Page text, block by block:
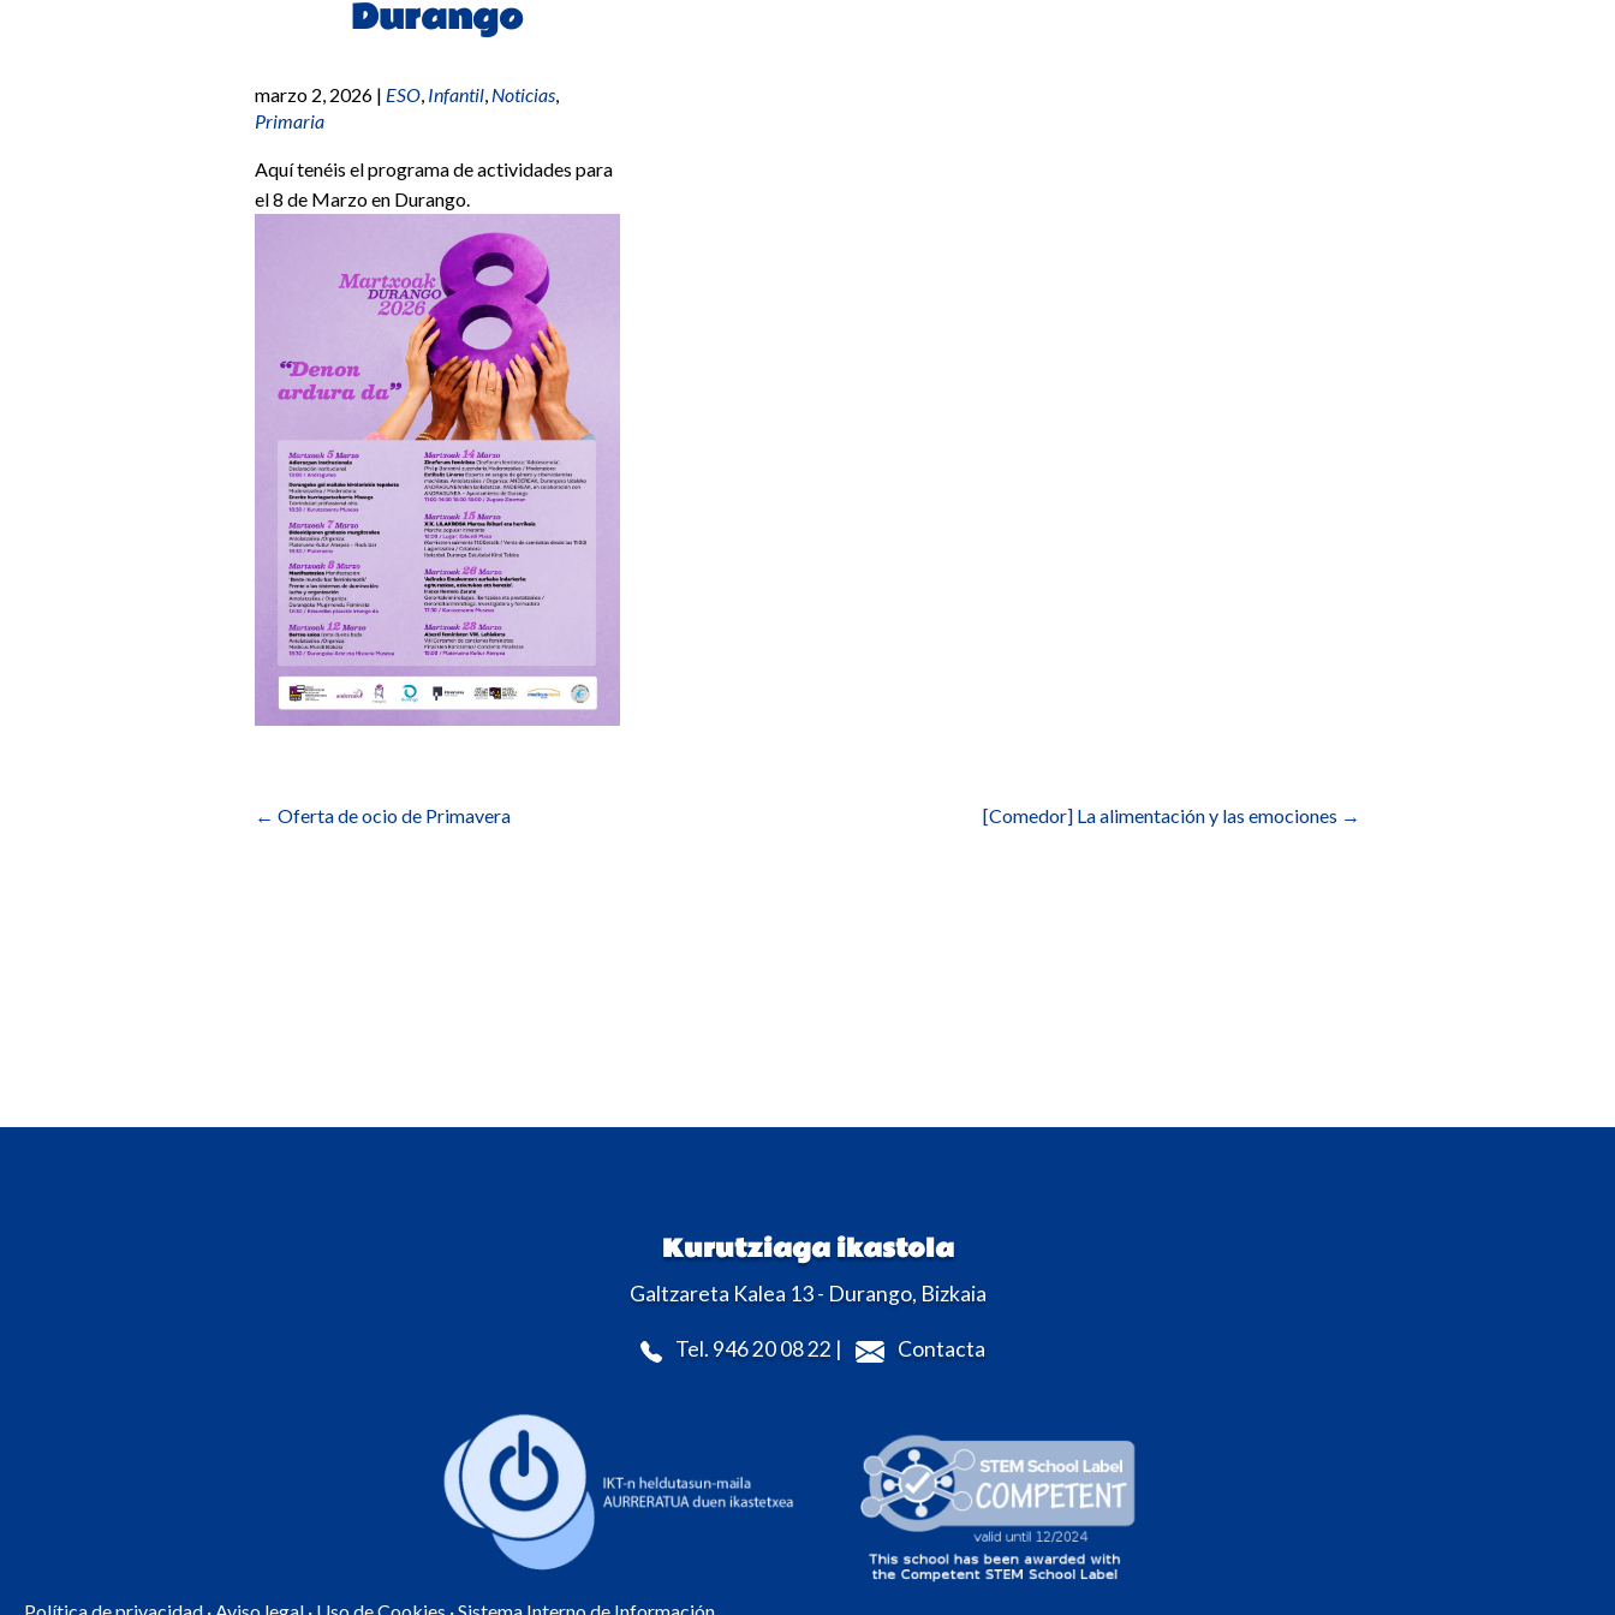
Durango
marzo 2, 2026 | ESO Infantil Noticias
Primaria
Aquí tenéis el programa de actividades para
el 8 de Marzo en Durango.
de
← Oferta de ocio de Primavera [Comedor] La alimentación y las emociones →
Kurutziaga ikastola
Galtzareta Kalea 13 - Durango, Bizkaia
Tel. 946 20 08 22 | Contacta